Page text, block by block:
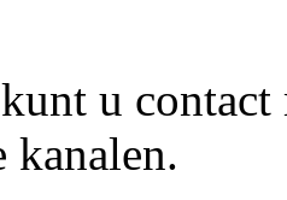
u contact